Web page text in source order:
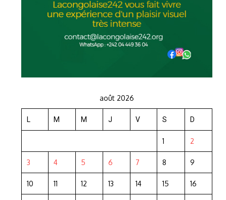
août 2026
L M M J V S D
1 2
3 4 5 6 7 8 9
10 11 12 13 14 15 16